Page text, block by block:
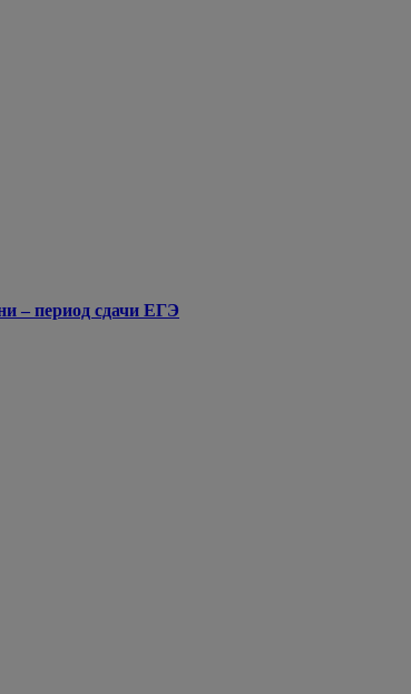
– период сдачи ЕГЭ